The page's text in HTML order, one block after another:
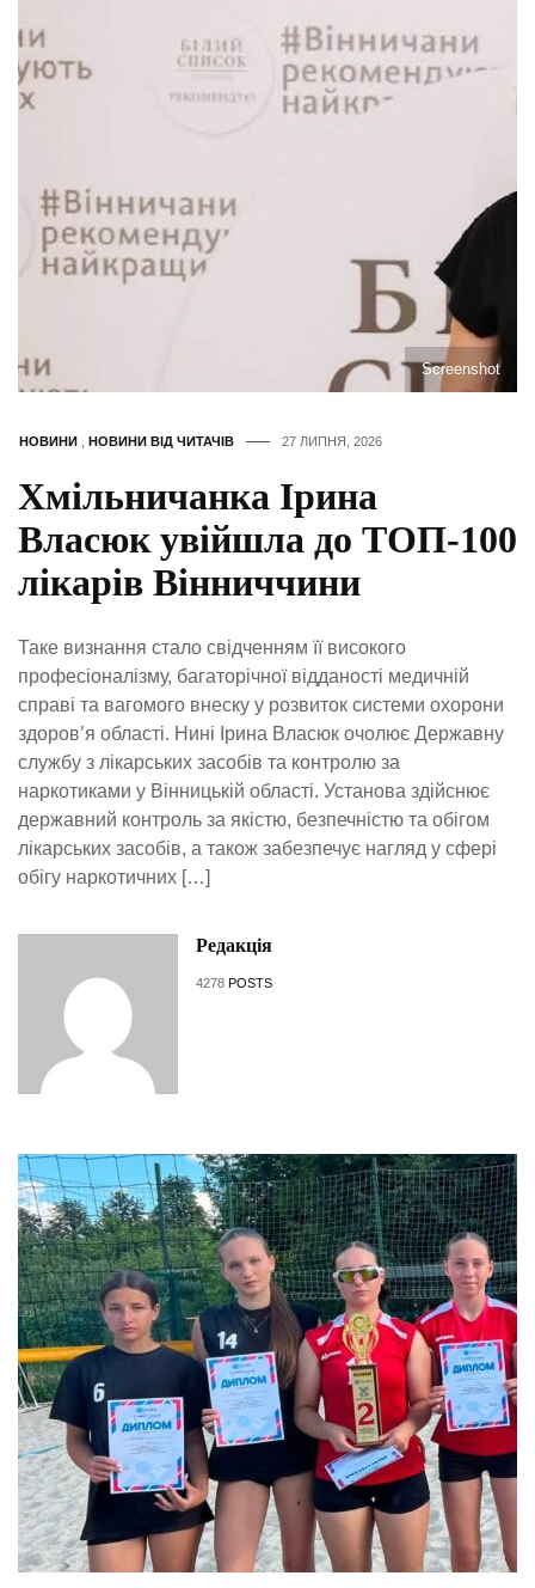
Screenshot
НОВИНИ НОВИНИ ВІД ЧИТАЧІВ 27 ЛИПНЯ, 2026
Хмільничанка Ірина
Власюк увійшла до ТОП-100
лікарів Вінниччини
Таке визнання стало свідченням її високого
професіоналізму, багаторічної відданості медичній
справі та вагомого внеску у розвиток системи охорони
здоров’я області. Нині Ірина Власюк очолює Державну
службу з лікарських засобів та контролю за
наркотиками у Вінницькій області. Установа здійснює
державний контроль за якістю, безпечністю та обігом
лікарських засобів, а також забезпечує нагляд у сфері
обігу наркотичних […]
Редакція
4278 POSTS